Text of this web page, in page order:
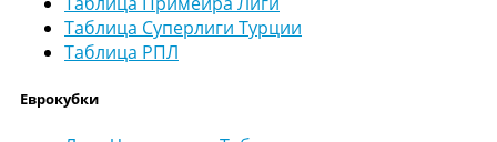
Таблица Суперлиги Турции
Таблица РПЛ
Еврокубки